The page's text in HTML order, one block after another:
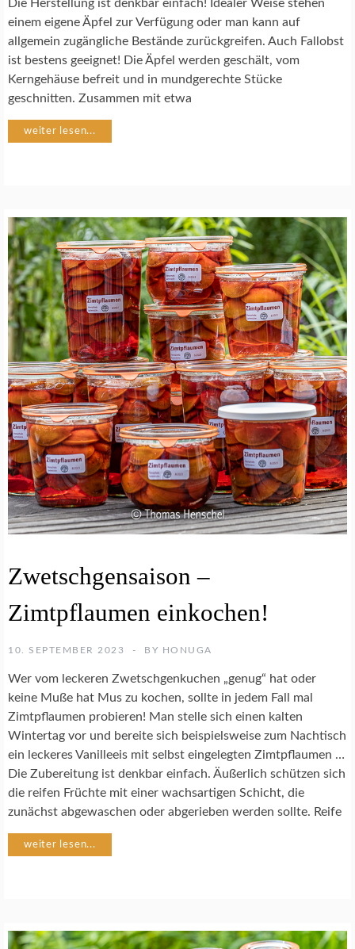
Z
E
Die Herstellung ist denkbar einfach! Idealer Weise stehen
einem eigene Äpfel zur Verfügung oder man kann auf
allgemein zugängliche Bestände zurückgreifen. Auch Fallobst
ist bestens geeignet! Die Äpfel werden geschält, vom
Kerngehäuse befreit und in mundgerechte Stücke
geschnitten. Zusammen mit etwa
weiter lesen...
I
K
O
H
E
Z
E
P
Zwetschgensaison –
Zimtpflaumen einkochen!
10. SEPTEMBER 2023 BY HONUGA
Wer vom leckeren Zwetschgenkuchen „genug“ hat oder
keine Muße hat Mus zu kochen, sollte in jedem Fall mal
Zimtpflaumen probieren! Man stelle sich einen kalten
Wintertag vor und bereite sich beispielsweise zum Nachtisch
ein leckeres Vanilleeis mit selbst eingelegten Zimtpflaumen …
Die Zubereitung ist denkbar einfach. Äußerlich schützen sich
die reifen Früchte mit einer wachsartigen Schicht, die
zunächst abgewaschen oder abgerieben werden sollte. Reife
weiter lesen...